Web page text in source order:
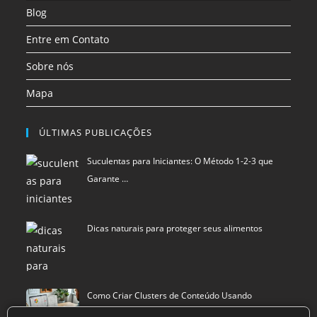
aba
aba
aba
Blog
Entre em Contato
Sobre nós
Mapa
ÚLTIMAS PUBLICAÇÕES
Suculentas para Iniciantes: O Método 1-2-3 que
Garante …
Dicas naturais para proteger seus alimentos
Como Criar Clusters de Conteúdo Usando